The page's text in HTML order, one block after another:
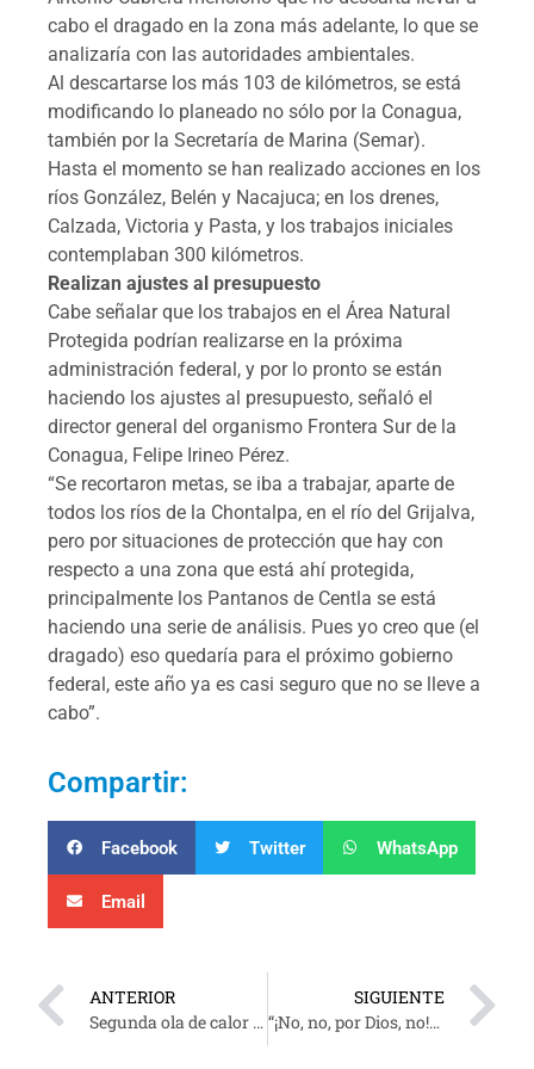
cabo el dragado en la zona más adelante, lo que se
analizaría con las autoridades ambientales.
Al descartarse los más 103 de kilómetros, se está
modificando lo planeado no sólo por la Conagua,
también por la Secretaría de Marina (Semar).
Hasta el momento se han realizado acciones en los
ríos González, Belén y Nacajuca; en los drenes,
Calzada, Victoria y Pasta, y los trabajos iniciales
contemplaban 300 kilómetros.
Realizan ajustes al presupuesto
Cabe señalar que los trabajos en el Área Natural
Protegida podrían realizarse en la próxima
administración federal, y por lo pronto se están
haciendo los ajustes al presupuesto, señaló el
director general del organismo Frontera Sur de la
Conagua, Felipe Irineo Pérez.
“Se recortaron metas, se iba a trabajar, aparte de
todos los ríos de la Chontalpa, en el río del Grijalva,
pero por situaciones de protección que hay con
respecto a una zona que está ahí protegida,
principalmente los Pantanos de Centla se está
haciendo una serie de análisis. Pues yo creo que (el
dragado) eso quedaría para el próximo gobierno
federal, este año ya es casi seguro que no se lleve a
cabo”.
Compartir:
Facebook Twitter WhatsApp
Email
ANTERIOR
Segunda ola de calor estará acompañada de lluvias en Tabasco
SIGUIENTE
“¡No, no, por Dios, no!”, gritó un joven horas antes de ser encontrado colgado